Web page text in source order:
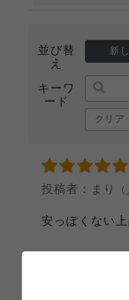
並び替
え
新
キーワ
ード
クリア
投稿者：まり
（
安っぽくない